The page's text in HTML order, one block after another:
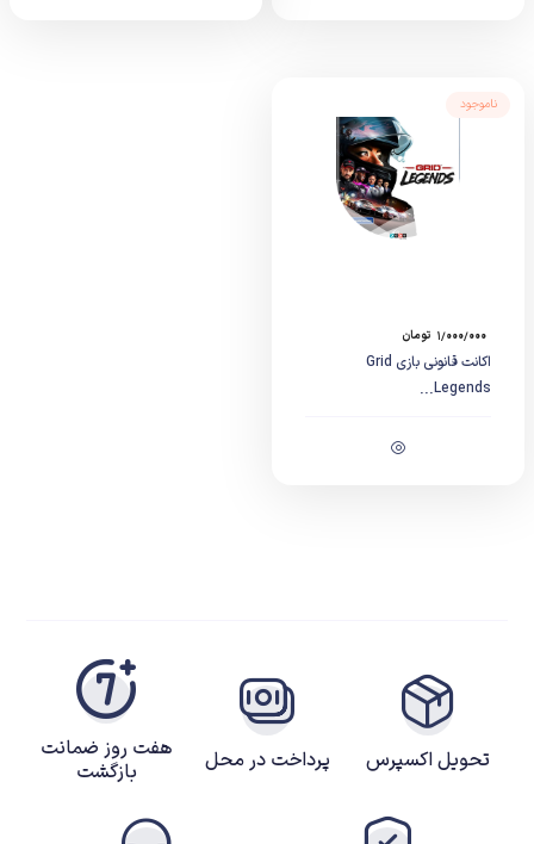
ناموجود
۱/۰۰۰/۰۰۰ تومان
اکانت قانونی بازی Grid
Legends...
تحویل اکسپرس پرداخت در محل
هفت روز ضمانت
بازگشت